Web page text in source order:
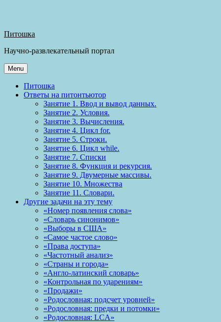
Питошка
Научно-развлекательный портал
Menu
Питошка
Ответы на питонтьютор
Занятие 1. Ввод и вывод данных.
Занятие 2. Условия.
Занятие 3. Вычисления.
Занятие 4. Цикл for.
Занятие 5. Строки.
Занятие 6. Цикл while.
Занятие 7. Списки
Занятие 8. Функция и рекурсия.
Занятие 9. Двумерные массивы.
Занятие 10. Множества
Занятие 11. Словари.
Другие задачи на эту тему
«Номер появления слова»
«Словарь синонимов»
«Выборы в США»
«Самое частое слово»
«Права доступа»
«Частотный анализ»
«Страны и города»
«Англо-латинский словарь»
«Контрольная по ударениям»
«Продажи»
«Родословная: подсчет уровней»
«Родословная: предки и потомки»
«Родословная: LCA»